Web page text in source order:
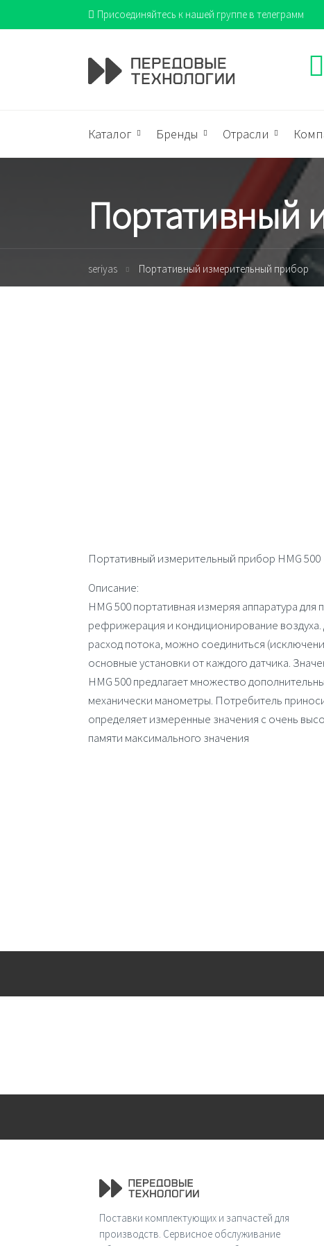
Присоединяйтесь к нашей группе в телеграмм
Каталог Бренды Отрасли
Портативный
seriyas Портативный измерительный прибор
Портативный измерительный прибор HMG 500
Описание:
HMG 500портативная измеряя аппаратура
рефрижерация и кондиционирование воздуха.
расход потока, можно соединиться
основные установки от каждого датчика.
HMG 500предлагает множество
механически манометры. Потребитель
определяет измеренные значения с очень
памяти максимального значения
Поставки комплектующих и запчастей для
производств. Сервисное обслуживание